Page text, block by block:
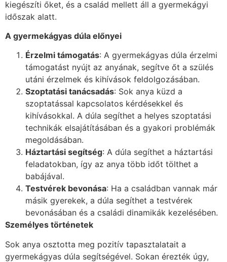
kiegészíti őket, és a család mellett áll a gyermekágyi
időszak alatt.
A gyermekágyas dúla előnyei
Érzelmi támogatás: A gyermekágyas dúla érzelmi
támogatást nyújt az anyának, segítve őt a szülés
utáni érzelmek és kihívások feldolgozásában.
Szoptatási tanácsadás: Sok anya küzd a
szoptatással kapcsolatos kérdésekkel és
kihívásokkal. A dúla segíthet a helyes szoptatási
technikák elsajátításában és a gyakori problémák
megoldásában.
Háztartási segítség: A dúla segíthet a háztartási
feladatokban, így az anya több időt tölthet a
babájával.
Testvérek bevonása: Ha a családban vannak már
másik gyerekek, a dúla segíthet a testvérek
bevonásában és a családi dinamikák kezelésében.
Személyes történetek
Sok anya osztotta meg pozitív tapasztalatait a
gyermekágyas dúla segítségével. Sokan érezték úgy,